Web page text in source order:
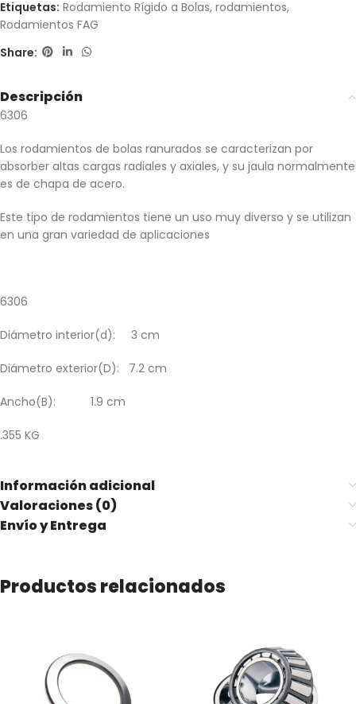
Etiquetas: Rodamiento Rígido a Bolas, rodamientos,
Rodamientos FAG
Share:
Descripción
6306
Los rodamientos de bolas ranurados se caracterizan por
absorber altas cargas radiales y axiales, y su jaula normalmente
es de chapa de acero.
Este tipo de rodamientos tiene un uso muy diverso y se utilizan
en una gran variedad de aplicaciones
6306
Diámetro interior(d): 3 cm
Diámetro exterior(D): 7.2 cm
Ancho(B): 1.9 cm
.355 KG
Información adicional
Valoraciones (0)
Envío y Entrega
Productos relacionados